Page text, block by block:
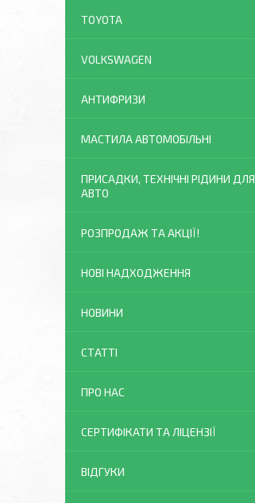
TOYOTA
VOLKSWAGEN
АНТИФРИЗИ
МАСТИЛА АВТОМОБІЛЬНІ
ПРИСАДКИ, ТЕХНІЧНІ РІДИНИ ДЛЯ
АВТО
РОЗПРОДАЖ ТА АКЦІЇ!
НОВІ НАДХОДЖЕННЯ
НОВИНИ
СТАТТІ
ПРО НАС
СЕРТИФІКАТИ ТА ЛІЦЕНЗІЇ
ВІДГУКИ